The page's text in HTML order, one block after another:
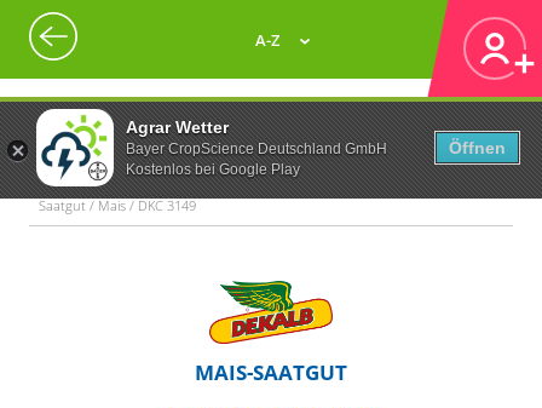
Agrar Wetter
Bayer CropScience Deutschland GmbH
Kostenlos bei Google Play
Öffnen
A-Z
Saatgut / Mais / DKC 3149
MAIS-SAATGUT